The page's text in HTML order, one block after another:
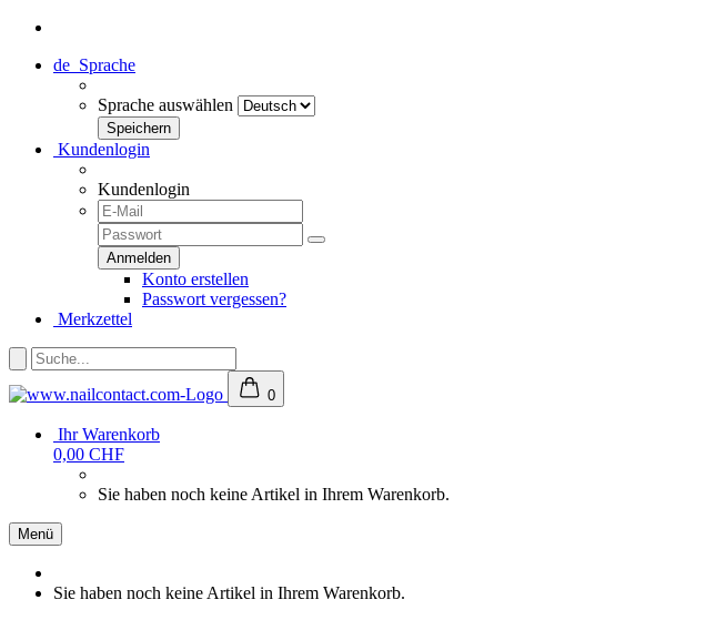
de Sprache
Sprache auswählen
Kundenlogin
Kundenlogin
Konto erstellen
Passwort vergessen?
Merkzettel
0
Ihr Warenkorb
0,00 CHF
Sie haben noch keine Artikel in Ihrem Warenkorb.
Menü
Sie haben noch keine Artikel in Ihrem Warenkorb.